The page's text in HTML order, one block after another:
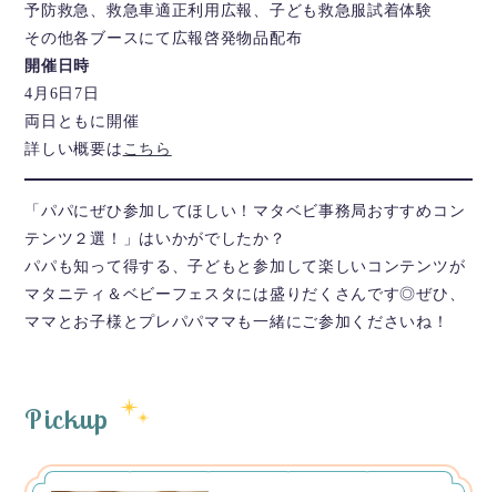
予防救急、救急車適正利用広報、子ども救急服試着体験
その他各ブースにて広報啓発物品配布
開催日時
4月6日7日
両日ともに開催
詳しい概要は こちら
「パパにぜひ参加してほしい！マタベビ事務局おすすめコン
テンツ２選！」はいかがでしたか？
パパも知って得する、子どもと参加して楽しいコンテンツが
マタニティ＆ベビーフェスタには盛りだくさんです◎ぜひ、
ママとお子様とプレパパママも一緒にご参加くださいね！
Pickup